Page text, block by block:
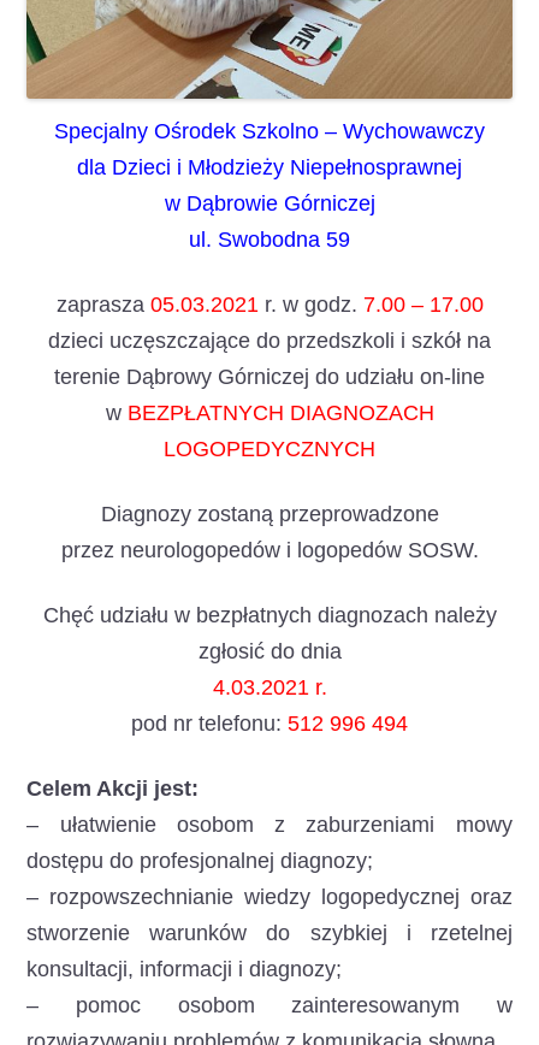
Specjalny Ośrodek Szkolno – Wychowawczy
dla Dzieci i Młodzieży Niepełnosprawnej
w Dąbrowie Górniczej
ul. Swobodna 59
zaprasza 05.03.2021r. w godz. 7.00 – 17.00
dzieci uczęszczające do przedszkoli i szkół na
terenie Dąbrowy Górniczej do udziału on-line
w BEZPŁATNYCH DIAGNOZACH
LOGOPEDYCZNYCH
Diagnozy zostaną przeprowadzone
przez neurologopedów i logopedów SOSW.
Chęć udziału w bezpłatnych diagnozach należy
zgłosić do dnia
4.03.2021 r.
pod nr telefonu: 512 996 494
Celem Akcji jest:
– ułatwienie osobom z zaburzeniami mowy
dostępu do profesjonalnej diagnozy;
– rozpowszechnianie wiedzy logopedycznej oraz
stworzenie warunków do szybkiej i rzetelnej
konsultacji, informacji i diagnozy;
– pomoc osobom zainteresowanym w